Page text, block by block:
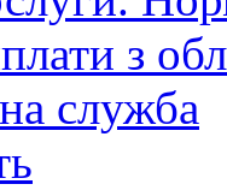
з
служба